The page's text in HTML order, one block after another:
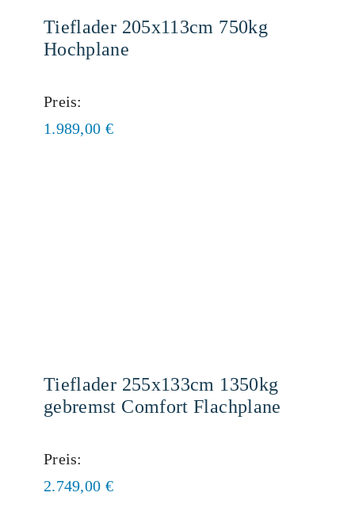
Tieflader 205x113cm 750kg
Hochplane
Preis:
1.989,00 €
Tieflader 255x133cm 1350kg
gebremst Comfort Flachplane
Preis:
2.749,00 €